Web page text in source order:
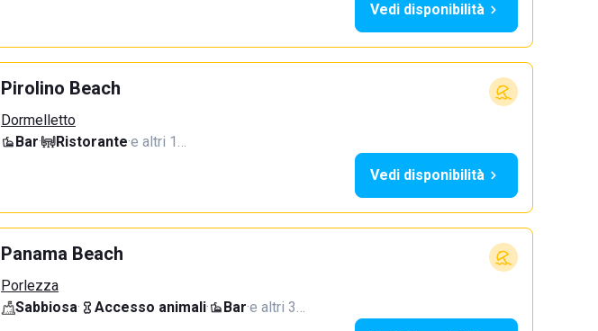
Vedi disponibilità
Pirolino Beach
Dormelletto
Bar· Ristorante·e altri 1…
Vedi disponibilità
Panama Beach
Porlezza
Sabbiosa· Accesso animali· Bar·e altri 3…